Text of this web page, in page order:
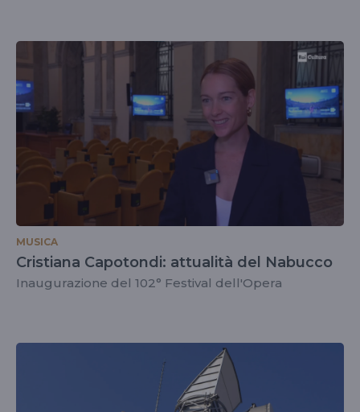
MUSICA
Cristiana Capotondi: attualità del Nabucco
Inaugurazione del 102° Festival dell'Opera